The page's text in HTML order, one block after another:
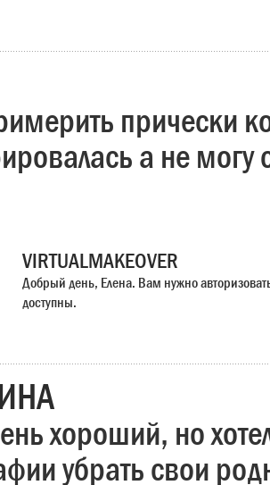
прически
а не
VIRTUALMAKEOVER
Добрый день, Елена. Вам нужно
доступны.
хороший, но
убрать свои